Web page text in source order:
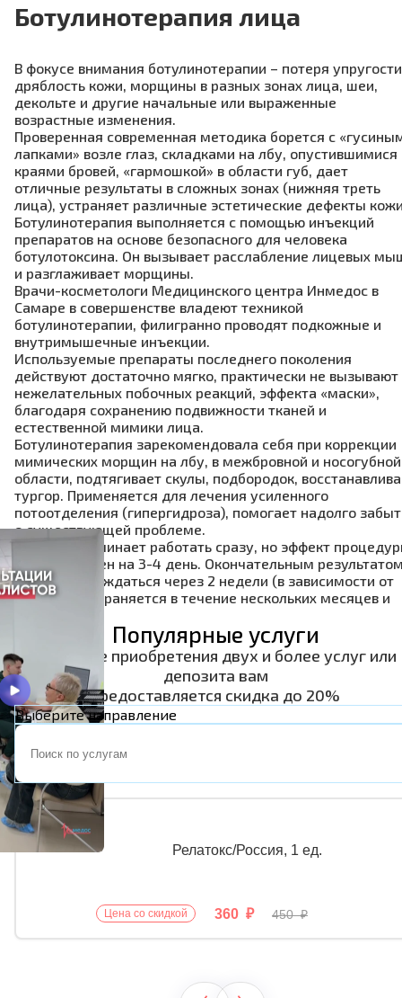
Ботулинотерапия лица
В фокусе внимания ботулинотерапии – потеря
дряблость кожи, морщины в разных зонах лица, шеи,
декольте и другие начальные или выраженные
возрастные изменения.
Проверенная современная методика борется с
лапками» возле глаз, складками на лбу, опустившимися
краями бровей, «гармошкой» в области губ, дает
отличные результаты в сложных зонах (нижняя треть
лица), устраняет различные эстетические дефекты
Ботулинотерапия выполняется с помощью инъекций
препаратов на основе безопасного для человека
ботулотоксина. Он вызывает расслабление лицевых
и разглаживает морщины.
Врачи-косметологи Медицинского центра Инмедос в
Самаре в совершенстве владеют техникой
ботулинотерапии, филигранно проводят подкожные и
внутримышечные инъекции.
Используемые препараты последнего поколения
действуют достаточно мягко, практически не вызывают
нежелательных побочных реакций, эффекта «маски»,
благодаря сохранению подвижности тканей и
естественной мимики лица.
Ботулинотерапия зарекомендовала себя при коррекции
мимических морщин на лбу, в межбровной и носогубной
области, подтягивает скулы, подбородок,
тургор. Применяется для лечения усиленного
потоотделения (гипергидроза), помогает надолго
о существующей проблеме.
Препарат начинает работать сразу, но эффект
будет заметен на 3-4 день. Окончательным
можно наслаждаться через 2 недели (в зависимости от
зоны). Он сохраняется в течение нескольких месяцев и
Популярные услуги
*В случае приобретения двух и более услуг или
депозита вам
предоставляется скидка до 20%
Выберите направление
А11.02.002
А11.02.003
Релатокс/Россия, 1 ед.
Цена со скидкой 360 ₽ 450 ₽